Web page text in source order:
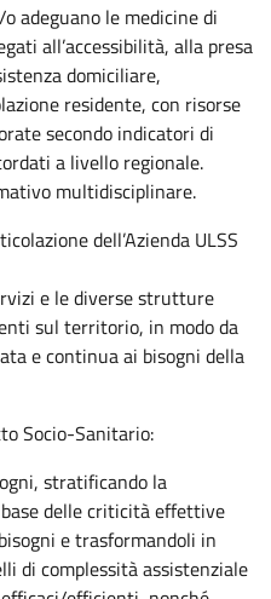
adeguano le medicine di
all’accessibilità, alla presa
domiciliare,
residente, con risorse
secondo indicatori di
a livello regionale.
multidisciplinare.
dell’Azienda ULSS
e le diverse strutture
sul territorio, in modo da
e continua ai bisogni della
Socio-Sanitario:
stratificando la
delle criticità effettive
e trasformandoli in
di complessità assistenziale